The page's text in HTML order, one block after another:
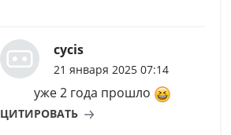
cycis
21 января 2025 07:14
уже 2 года прошло
ЦИТИРОВАТЬ